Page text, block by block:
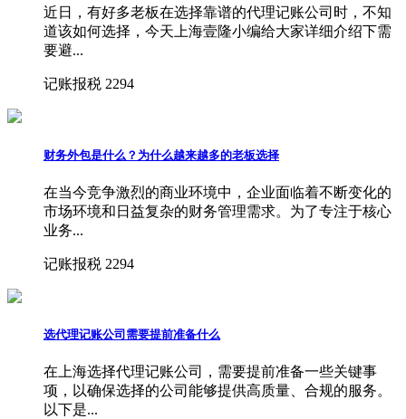
近日，有好多老板在选择靠谱的代理记账公司时，不知
道该如何选择，今天上海壹隆小编给大家详细介绍下需
要避...
记账报税 2294
财务外包是什么？为什么越来越多的老板选择
在当今竞争激烈的商业环境中，企业面临着不断变化的
市场环境和日益复杂的财务管理需求。为了专注于核心
业务...
记账报税 2294
选代理记账公司需要提前准备什么
在上海选择代理记账公司，需要提前准备一些关键事
项，以确保选择的公司能够提供高质量、合规的服务。
以下是...